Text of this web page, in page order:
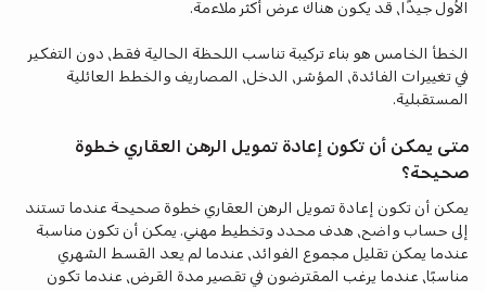
الأول جيدًا، قد يكون هناك عرض أكثر ملاءمة.
الخطأ الخامس هو بناء تركيبة تناسب اللحظة الحالية فقط، دون التفكير
في تغييرات الفائدة، المؤشر، الدخل، المصاريف والخطط العائلية
المستقبلية.
متى يمكن أن تكون إعادة تمويل الرهن العقاري خطوة
صحيحة؟
يمكن أن تكون إعادة تمويل الرهن العقاري خطوة صحيحة عندما تستند
إلى حساب واضح، هدف محدد وتخطيط مهني. يمكن أن تكون مناسبة
عندما يمكن تقليل مجموع الفوائد، عندما لم يعد القسط الشهري
مناسبًا، عندما يرغب المقترضون في تقصير مدة القرض، عندما تكون